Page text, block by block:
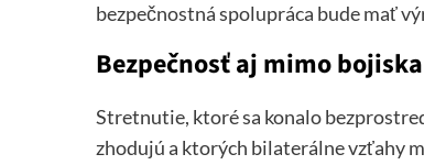
bezpečnostná spolupráca bude mať
Bezpečnosť aj mimo
Stretnutie, ktoré sa konalo
zhodujú a ktorých bilaterálne vzťahy